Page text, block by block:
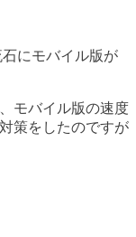
にモバイル版が
モバイル版の速度
策をしたのですが